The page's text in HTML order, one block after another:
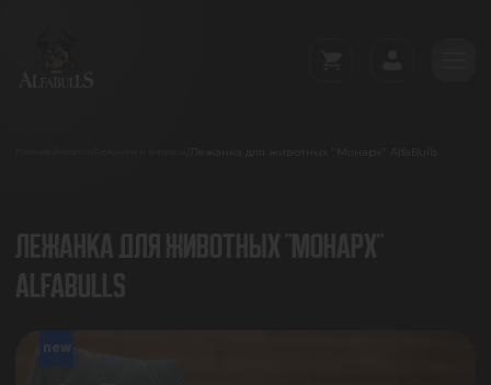
Лежанка для животных "Монарх" AlfaBulls
ЛЕЖАНКА ДЛЯ ЖИВОТНЫХ "МОНАРХ"
ALFABULLS
new